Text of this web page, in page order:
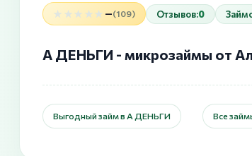
★★★★★
★★★★★ —(109) Отзывов:0
А ДЕНЬГИ - микрозаймы от
Выгодный займ в А ДЕНЬГИ Все